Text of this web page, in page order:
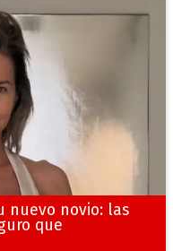
nuevo novio: las
que